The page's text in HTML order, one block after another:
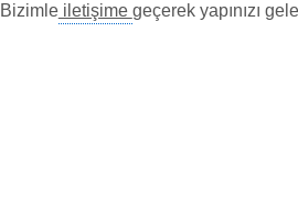
iletişime geçerek yapınızı